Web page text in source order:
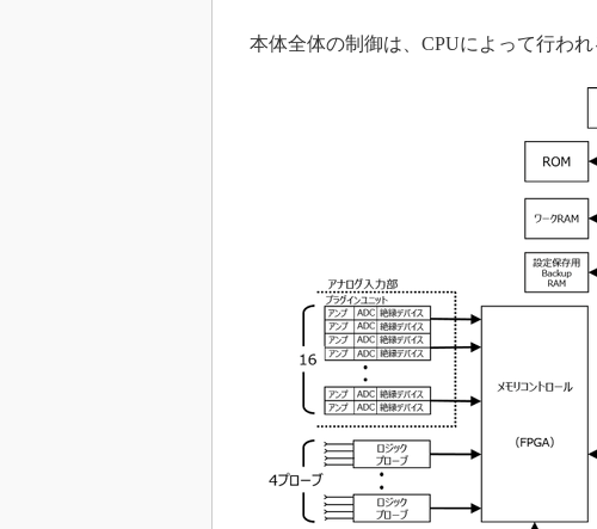
本体全体の制御は、CPUによって行われ